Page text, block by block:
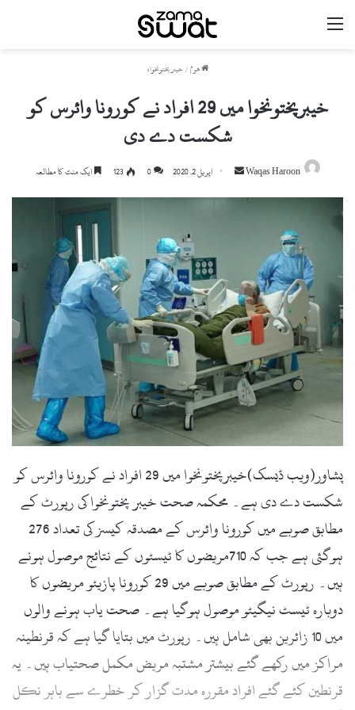
ھوم / خیبر پختونخواہ
خیبرپختونخوا میں 29 افراد نے کورونا وائرس کو
شکست دے دی
Waqas Haroon
e
m
a
l
اپریل 2, 2020 0
123 ایک منٹ کا مطالعہ
پشاور(ویب ڈیسک)خیبرپختونخوا میں 29 افراد نے کورونا وائرس کو
شکست دے دی ہے۔ محکمہ صحت خیبر پختونخوا کی رپورٹ کے
مطابق صوبے میں کورونا وائرس کے مصدقہ کیسز کی تعداد 276
ہوگئی ہے جب کہ 710مریضوں کا ٹیسٹوں کے نتائج موصول ہونے
ہیں۔ رپورٹ کے مطابق صوبے میں 29 کورونا پازیٹو مریضوں کا
دوبارہ ٹیسٹ نیگیٹو موصول ہوگیا ہے۔ صحت یاب ہونے والوں
میں 10 زائرین بھی شامل ہیں۔ رپورٹ میں بتایا گیا ہے کہ قرنطینہ
مراکز میں رکھے گئے بیشتر مشتبہ مریض مکمل صحتیاب ہیں۔ یہ
قرنطین کئے گئے افراد مقررہ مدت گزار کر خطرے سے باہر نکل